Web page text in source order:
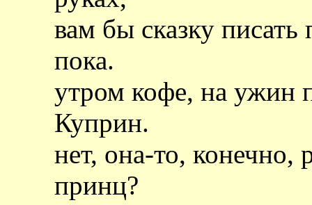
вам бы сказку
пока.
утром кофе, на ужин
Куприн.
нет, она-то, конечно,
принц?